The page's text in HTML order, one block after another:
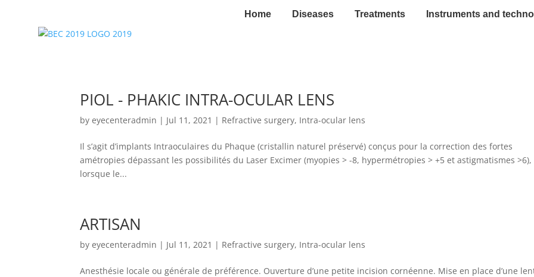
Home Diseases Treatments Instruments and
PIOL - PHAKIC INTRA-OCULAR LENS
byeyecenteradmin | Jul 11, 2021 | Refractive surgery, Intra-ocular lens
Il s’agit d’implants Intraoculaires du Phaque (cristallin naturel préservé) conçus pour la correction des fortes
amétropies dépassant les possibilités du Laser Excimer (myopies > -8, hypermétropies > +5 et astigmatismes >6),
lorsque le...
ARTISAN
byeyecenteradmin | Jul 11, 2021 | Refractive surgery, Intra-ocular lens
Anesthésie locale ou générale de préférence. Ouverture d’une petite incision cornéenne. Mise en place d’une